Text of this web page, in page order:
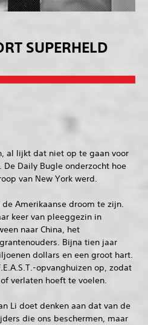
SUPERHELD
al lijkt dat niet op te gaan voor
Daily Bugle onderzocht hoe
van New York werd.
Amerikaanse droom te zijn.
keer van pleeggezin in
naar China, het
Bijna tien jaar
dollars en een groot hart.
opvanghuizen op, zodat
verlaten hoeft te voelen.
Li doet denken aan dat van de
die ons beschermen, maar